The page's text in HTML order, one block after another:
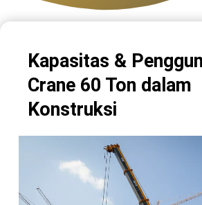
Kapasitas &
Crane 60 Ton dalam
Konstruksi